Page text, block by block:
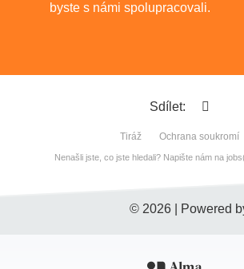
byste s námi spolupracovali.
Sdílet:
Tiráž Ochrana soukromí
Nenašli jste, co jste hledali? Napište nám na
© 2026 | Powered